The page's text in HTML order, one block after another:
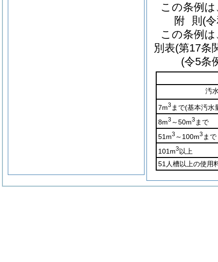
この条例
附 則 (
この条例
別表(第17条
(令5条
汚
7m3まで(基本汚水
8m3～50m3まで
51m3～100m3まで
101m3以上
51人槽以上の使用